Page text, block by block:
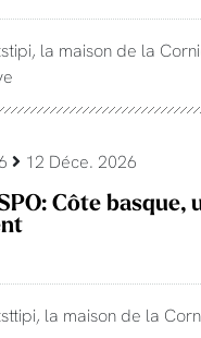
la maison de la
12 Déce. 2026
Côte
la maison de la